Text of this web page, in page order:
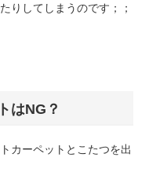
りしてしまうのです；；
はNG？
カーペットとこたつを出